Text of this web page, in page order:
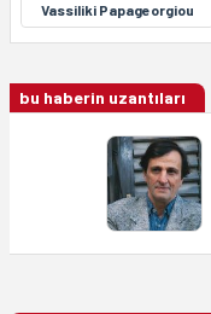
Vassiliki Papageorgiou
bu haberin uzantıları